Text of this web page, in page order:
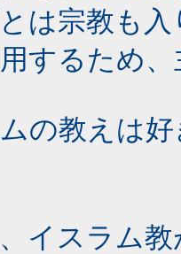
は宗教も
するため
の教えは
イスラム